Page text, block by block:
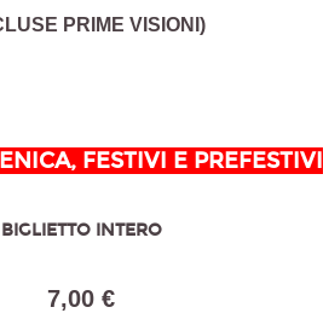
PRIME VISIONI)
FESTIVI E PREFESTIVI
BIGLIETTO INTERO
7,00 €